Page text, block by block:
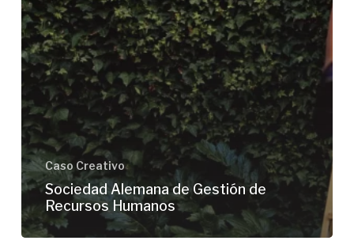
Caso Creativo
Sociedad Alemana de Gestión de
Recursos Humanos